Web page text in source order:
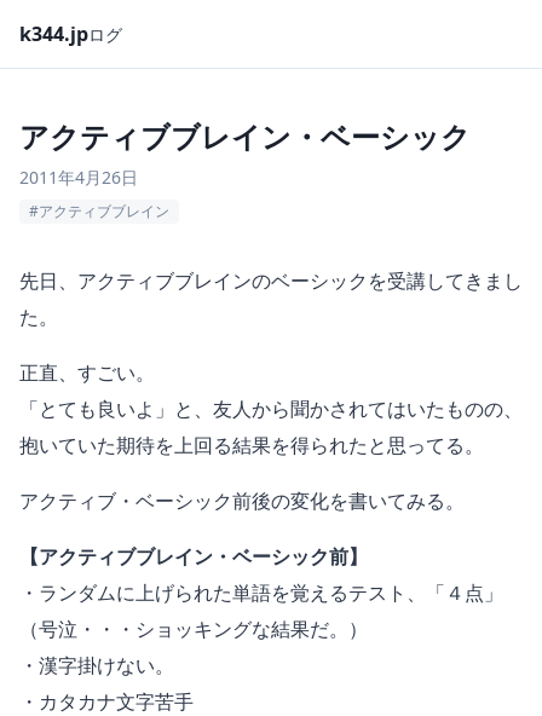
k344.jpログ
アクティブブレイン・ベーシック
2011年4月26日
#アクティブブレイン
先日、アクティブブレインのベーシックを受講してきまし
た。
正直、すごい。
「とても良いよ」と、友人から聞かされてはいたものの、
抱いていた期待を上回る結果を得られたと思ってる。
アクティブ・ベーシック前後の変化を書いてみる。
【アクティブブレイン・ベーシック前】
・ランダムに上げられた単語を覚えるテスト、「４点」
（号泣・・・ショッキングな結果だ。）
・漢字掛けない。
・カタカナ文字苦手